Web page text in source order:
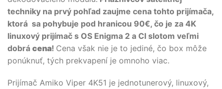
techniky na prvý pohľad zaujme cena tohto prijímača,
ktorá sa pohybuje pod hranicou 90€, čo je za 4K
linuxový prijímač s OS Enigma 2 a CI slotom veľmi
dobrá cena! Cena však nie je to jediné, čo box môže
ponúknuť, tých prekvapení je omnoho viac.
Prijímač Amiko Viper 4K51 je jednotunerový, linuxový,